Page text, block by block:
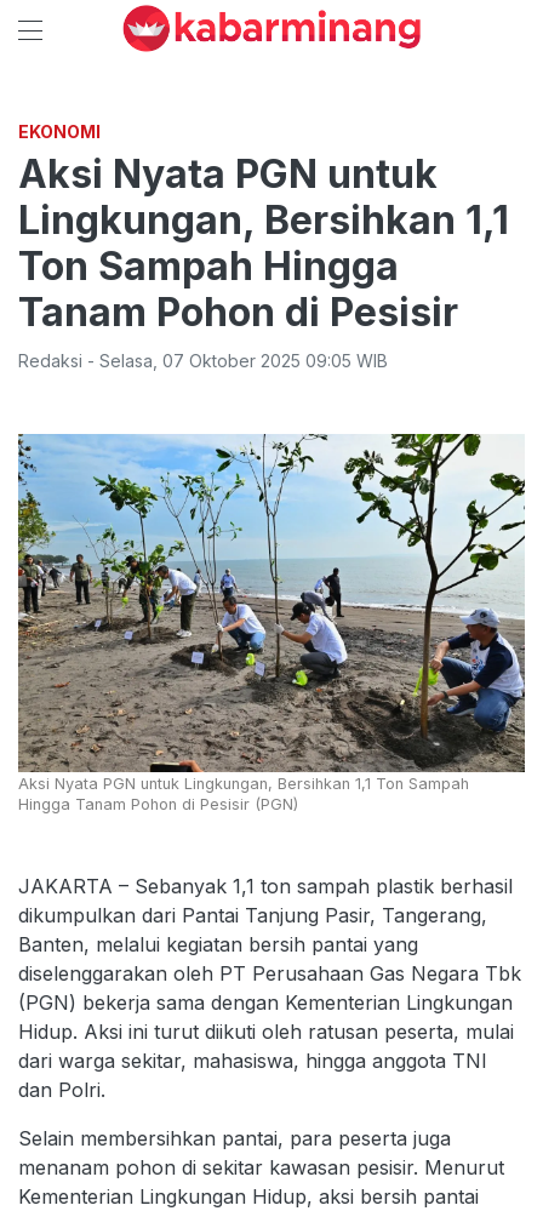
EKONOMI
Aksi Nyata PGN untuk
Lingkungan, Bersihkan 1,1
Ton Sampah Hingga
Tanam Pohon di Pesisir
Redaksi - Selasa 07 Oktober 2025 09:05 WIB
Aksi Nyata PGN untuk Lingkungan, Bersihkan 1,1 Ton Sampah
Hingga Tanam Pohon di Pesisir (PGN)
JAKARTA – Sebanyak 1,1 ton sampah plastik berhasil
dikumpulkan dari Pantai Tanjung Pasir, Tangerang,
Banten, melalui kegiatan bersih pantai yang
diselenggarakan oleh PT Perusahaan Gas Negara Tbk
(PGN) bekerja sama dengan Kementerian Lingkungan
Hidup. Aksi ini turut diikuti oleh ratusan peserta, mulai
dari warga sekitar, mahasiswa, hingga anggota TNI
dan Polri.
Selain membersihkan pantai, para peserta juga
menanam pohon di sekitar kawasan pesisir. Menurut
Kementerian Lingkungan Hidup, aksi bersih pantai